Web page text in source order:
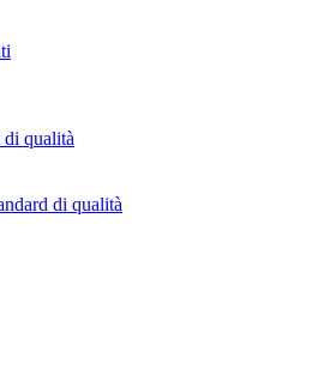
di qualità
di qualità